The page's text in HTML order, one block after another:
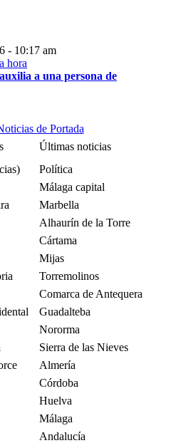
- 10:17 am
a una persona de
de Portada
Últimas noticias
Política
Málaga capital
Marbella
Alhaurín de la Torre
Cártama
Mijas
Torremolinos
Comarca de Antequera
Guadalteba
Nororma
Sierra de las Nieves
Almería
Córdoba
Huelva
Málaga
Andalucía